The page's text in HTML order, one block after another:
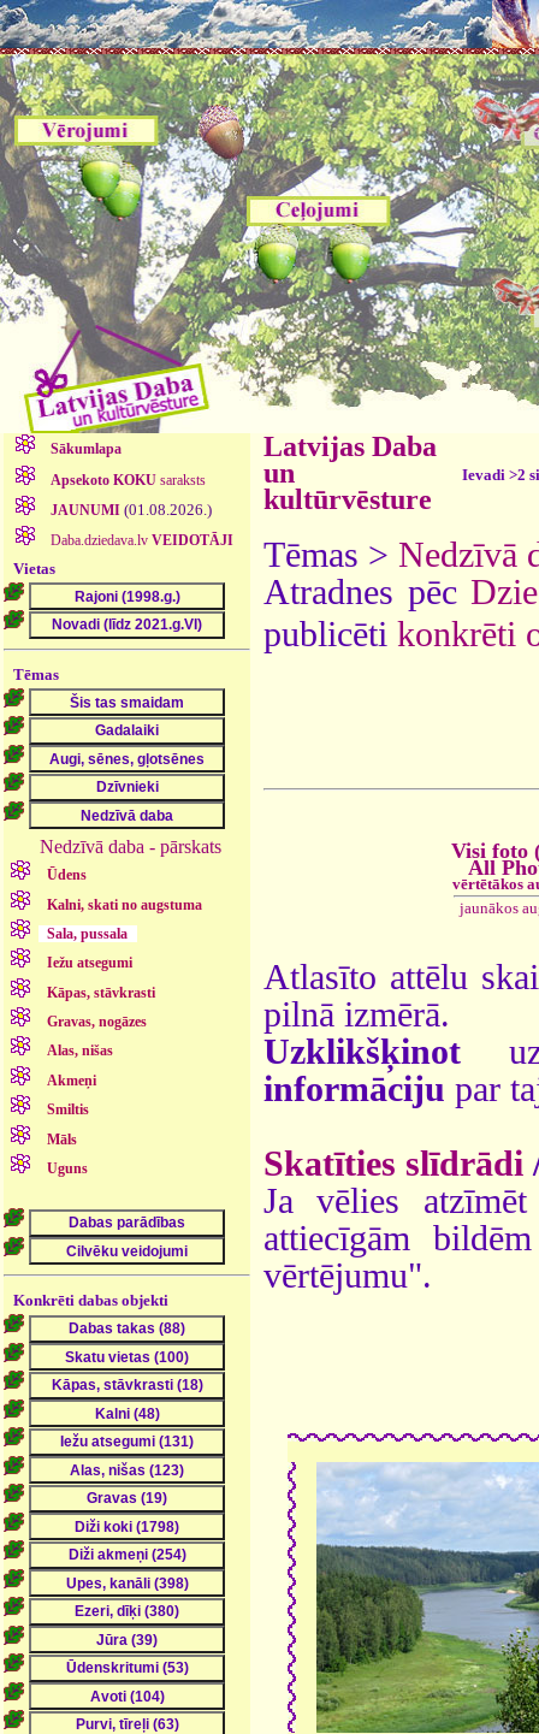
Sākumlapa
Apsekoto KOKUsaraksts
JAUNUMI (01.08.2026.)
Daba.dziedava.lv VEIDOTĀJI
Vietas
Tēmas
Nedzīvā daba - pārskats
Ūdens
Kalni, skati no augstuma
Sala, pussala
Iežu atsegumi
Kāpas, stāvkrasti
Gravas, nogāzes
Alas, nišas
Akmeņi
Smiltis
Māls
Uguns
Konkrēti dabas objekti
Latvijas Daba
un
kultūrvēsture
Ievadi >2
Tēmas > Nedzīvā
Atradnes pēc
publicēti konkrēti
Visi foto
All
vērtētākos
jaunākos
Atlasīto attēlu
pilnā izmērā.
Uzklikšķinot
informāciju par
Skatīties slīdrādi
Ja vēlies
attiecīgām
vērtējumu".